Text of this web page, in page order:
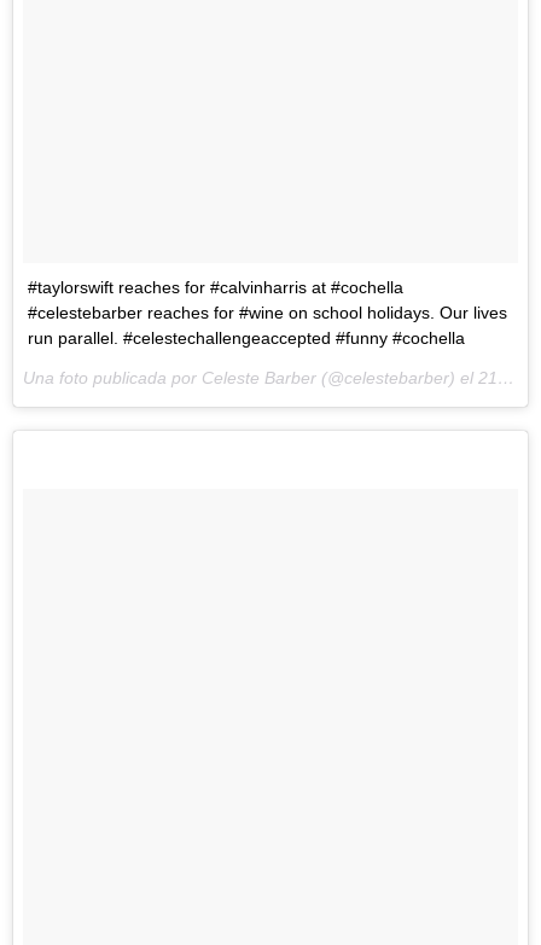
#taylorswift reaches for #calvinharris at #cochella
#celestebarber reaches for #wine on school holidays. Our lives
run parallel. #celestechallengeaccepted #funny #cochella
Una foto publicada por Celeste Barber (@celestebarber) el 21 de Abr de 2016 a la(s) 1:59 PDT